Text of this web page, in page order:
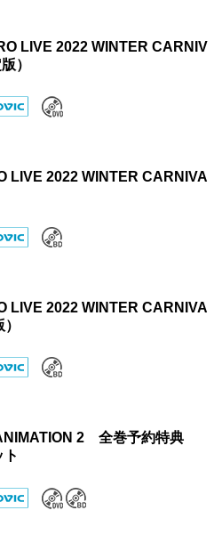
LIVE 2022 WINTER CARNIV
）
LIVE 2022 WINTER CARNIVA
LIVE 2022 WINTER CARNIVA
2 全巻予約特典
ト